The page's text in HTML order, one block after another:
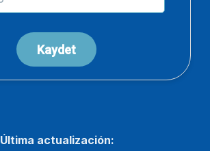
Última actualización: